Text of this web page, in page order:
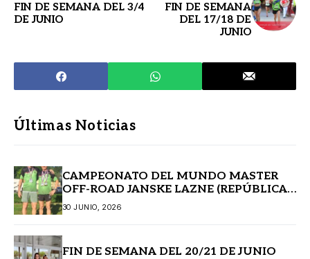
FIN DE SEMANA DEL 3/4
DE JUNIO
FIN DE SEMANA
DEL 17/18 DE
JUNIO
Últimas Noticias
CAMPEONATO DEL MUNDO MASTER
OFF-ROAD JANSKE LAZNE (REPÚBLICA
CHECA)
30 JUNIO, 2026
FIN DE SEMANA DEL 20/21 DE JUNIO